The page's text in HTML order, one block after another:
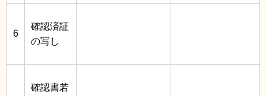
6
確認済証
の写し
確認書若